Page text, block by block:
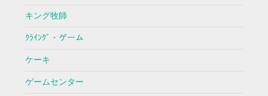
キング牧師
ｸﾗｲﾝｸﾞ・ゲーム
ケーキ
ゲームセンター